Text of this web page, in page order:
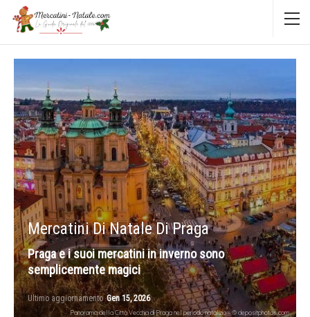
Mercatini Di Natale Di Praga
Praga e i suoi mercatini in inverno sono
semplicemente magici
Ultimo aggiornamento Gen 15, 2026
Panorama della Città Vecchia di Praga nel periodo natalizio - © depositphotos.com